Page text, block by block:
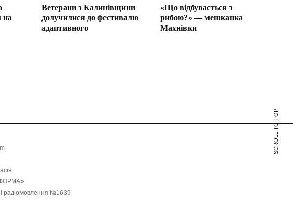
на
Ветерани з Калинівщини
долучилися до фестивалю
адаптивного
«Що відбувається з
рибою?» — мешканка
Махнівки
SCROLL TO TOP
радіомовлення №1639